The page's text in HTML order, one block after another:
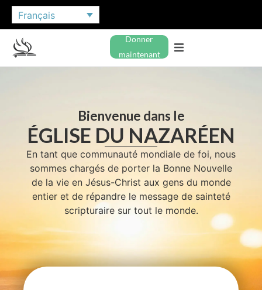
Français
Donner
maintenant
Bienvenue dans le
ÉGLISE DU NAZARÉEN
En tant que communauté mondiale de foi, nous
sommes chargés de porter la Bonne Nouvelle
de la vie en Jésus-Christ aux gens du monde
entier et de répandre le message de sainteté
scripturaire sur tout le monde.